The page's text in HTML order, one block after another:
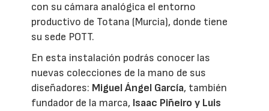
con su cámara analógica el entorno
productivo de Totana (Murcia), donde tiene
su sede POTT.
En esta instalación podrás conocer las
nuevas colecciones de la mano de sus
diseñadores: Miguel Ángel García, también
fundador de la marca, Isaac Piñeiro y Luis